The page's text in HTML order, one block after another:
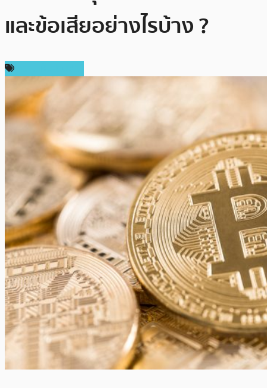
และข้อเสียอย่างไรบ้าง ?